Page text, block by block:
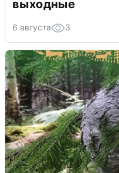
выходные
6 августа 3